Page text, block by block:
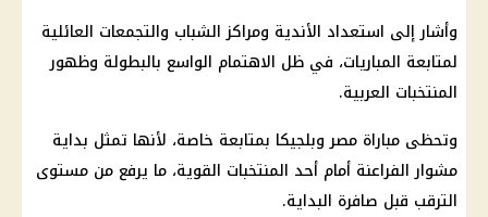
وأشار إلى استعداد الأندية ومراكز الشباب والتجمعات العائلية
لمتابعة المباريات، في ظل الاهتمام الواسع بالبطولة وظهور
المنتخبات العربية.
وتحظى مباراة مصر وبلجيكا بمتابعة خاصة، لأنها تمثل بداية
مشوارالفراعنة أمام أحد المنتخبات القوية، ما يرفع من مستوى
الترقب قبل صافرة البداية.